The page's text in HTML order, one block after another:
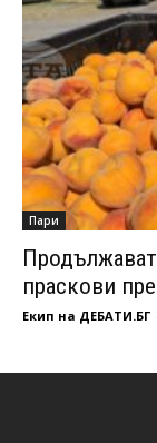
Пари
праскови
Екип на ДЕБАТИ.БГ